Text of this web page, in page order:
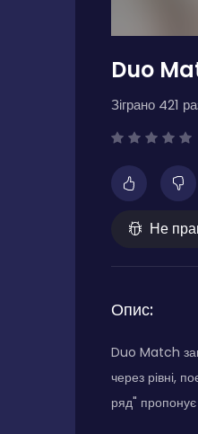
Duo
Зіграно 421
Не
Опис:
Duo Match
через рівні,
ряд" пропонує